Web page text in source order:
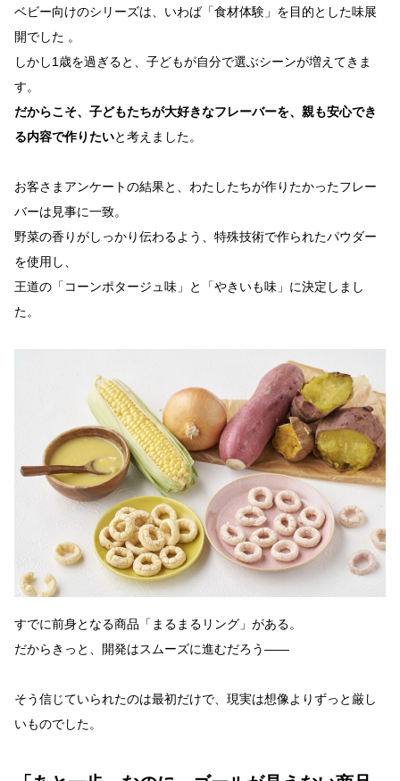
ベビー向けのシリーズは、いわば「食材体験」を目的とした味展
開でした 。
しかし1歳を過ぎると、子どもが自分で選ぶシーンが増えてきま
す。
だからこそ、子どもたちが大好きなフレーバーを、親も安心でき
る内容で作りたいと考えました。
お客さまアンケートの結果と、わたしたちが作りたかったフレー
バーは見事に一致。
野菜の香りがしっかり伝わるよう、特殊技術で作られたパウダー
を使用し、
王道の「コーンポタージュ味」と「やきいも味」に決定しまし
た。
すでに前身となる商品「まるまるリング」がある。
だからきっと、開発はスムーズに進むだろう——
そう信じていられたのは最初だけで、現実は想像よりずっと厳し
いものでした。